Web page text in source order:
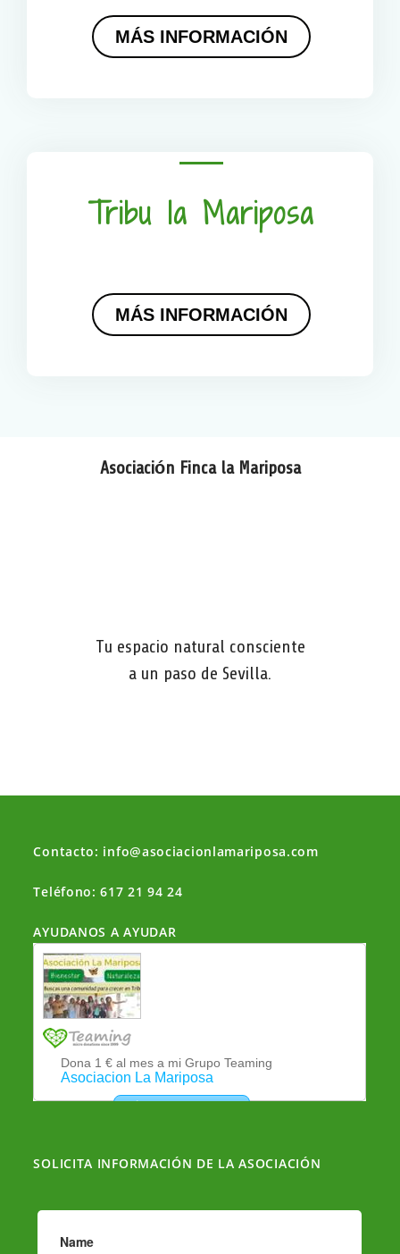
MÁS INFORMACIÓN
Tribu la Mariposa
MÁS INFORMACIÓN
Asociación Finca la Mariposa
Tu espacio natural consciente
a un paso de Sevilla.
h
s
A
p
p
a
e
o
o
k
el
gr
a
m
o
p
ar
tir
Contacto: info@asociacionlamariposa.com
Teléfono: 617 21 94 24
AYUDANOS A AYUDAR
SOLICITA INFORMACIÓN DE LA ASOCIACIÓN